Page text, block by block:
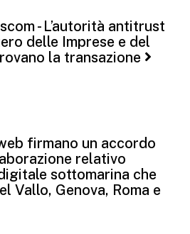
- L’autorità antitrust
delle Imprese e del
la transazione
firmano un accordo
relativo
sottomarina che
Vallo, Genova, Roma e